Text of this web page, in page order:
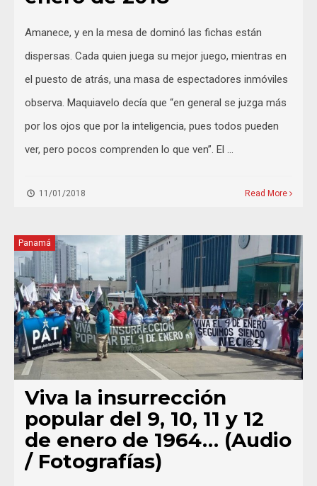
Amanece, y en la mesa de dominó las fichas están
dispersas. Cada quien juega su mejor juego, mientras en
el puesto de atrás, una masa de espectadores inmóviles
observa. Maquiavelo decía que “en general se juzga más
por los ojos que por la inteligencia, pues todos pueden
ver, pero pocos comprenden lo que ven”. El …
11/01/2018 Read More
Panamá
Viva la insurrección
popular del 9, 10, 11 y 12
de enero de 1964… (Audio
/ Fotografías)